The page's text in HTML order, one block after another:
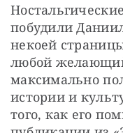
побудили
некоей
любой
максимально
истории и
того, как его